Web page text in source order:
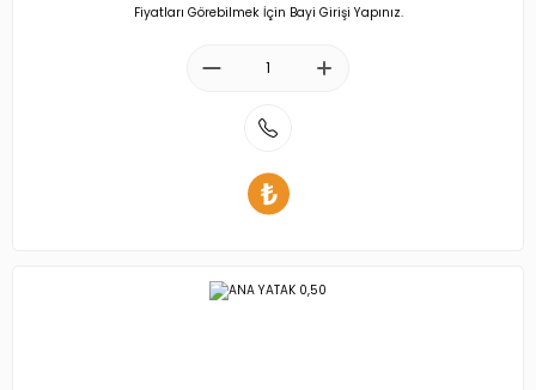
Fiyatları Görebilmek İçin Bayi Girişi Yapınız.